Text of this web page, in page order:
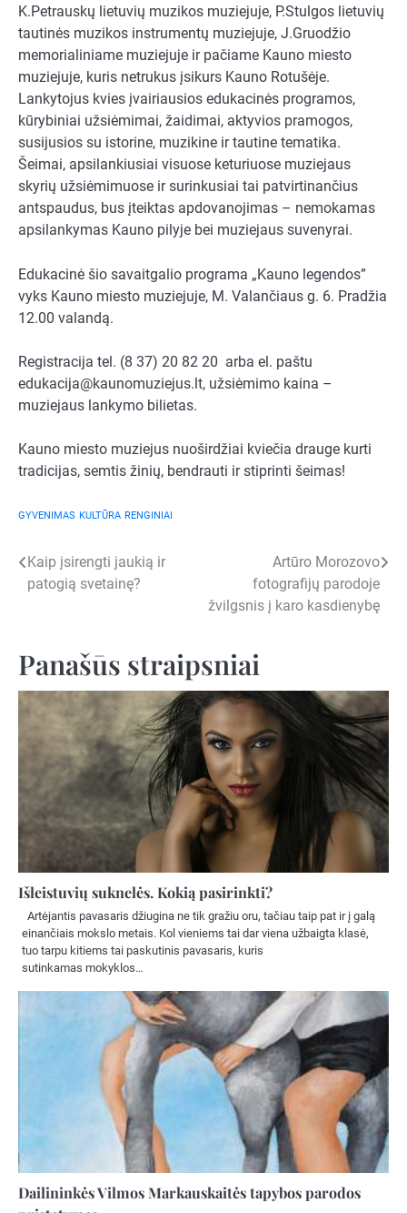
K.Petrauskų lietuvių muzikos muziejuje, P.Stulgos lietuvių
tautinės muzikos instrumentų muziejuje, J.Gruodžio
memorialiniame muziejuje ir pačiame Kauno miesto
muziejuje, kuris netrukus įsikurs Kauno Rotušėje.
Lankytojus kvies įvairiausios edukacinės programos,
kūrybiniai užsiėmimai, žaidimai, aktyvios pramogos,
susijusios su istorine, muzikine ir tautine tematika.
Šeimai, apsilankiusiai visuose keturiuose muziejaus
skyrių užsiėmimuose ir surinkusiai tai patvirtinančius
antspaudus, bus įteiktas apdovanojimas – nemokamas
apsilankymas Kauno pilyje bei muziejaus suvenyrai.
Edukacinė šio savaitgalio programa „Kauno legendos”
vyks Kauno miesto muziejuje, M. Valančiaus g. 6. Pradžia
12.00 valandą.
Registracija tel. (8 37) 20 82 20 arba el. paštu
edukacija@kaunomuziejus.lt, užsiėmimo kaina –
muziejaus lankymo bilietas.
Kauno miesto muziejus nuoširdžiai kviečia drauge kurti
tradicijas, semtis žinių, bendrauti ir stiprinti šeimas!
GYVENIMAS KULTŪRA RENGINIAI
Navigacija
tarp
Kaip įsirengti jaukią ir
patogią svetainę?
Artūro Morozovo
fotografijų parodoje
žvilgsnis į karo kasdienybę
Panašūs straipsniai
Išleistuvių suknelės. Kokią pasirinkti?
Artėjantis pavasaris džiugina ne tik gražiu oru, tačiau taip pat ir į galą
einančiais mokslo metais. Kol vieniems tai dar viena užbaigta klasė,
tuo tarpu kitiems tai paskutinis pavasaris, kuris
sutinkamas mokyklos…
Dailininkės Vilmos Markauskaitės tapybos parodos